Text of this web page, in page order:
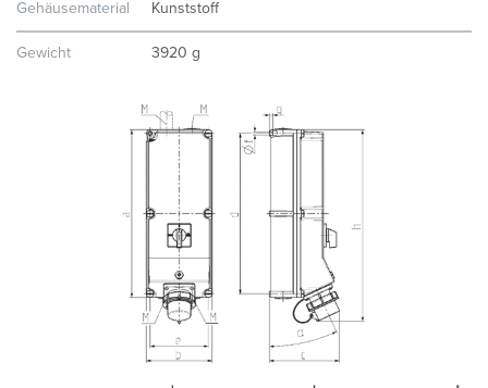
Gehäusematerial Kunststoff
Gewicht 3920 g